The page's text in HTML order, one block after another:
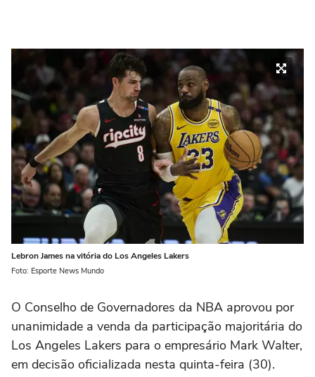
Lebron James na vitória do Los Angeles Lakers
Foto: Esporte News Mundo
O Conselho de Governadores da NBA aprovou por
unanimidade a venda da participação majoritária do
Los Angeles Lakers para o empresário Mark Walter,
em decisão oficializada nesta quinta-feira (30).